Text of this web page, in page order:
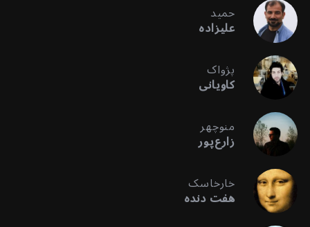
حمید
علیزاده
پژواک
کاویانی
منوچهر
زارع‌پور
خارخاسک
هفت دنده